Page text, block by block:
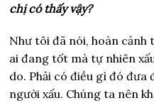
chị có thấy vậy?
Như tôi đã nói, hoàn cảnh
ai đang tốt mà tự nhiên
do. Phải có điều gì đó đưa
người xấu. Chúng ta nên